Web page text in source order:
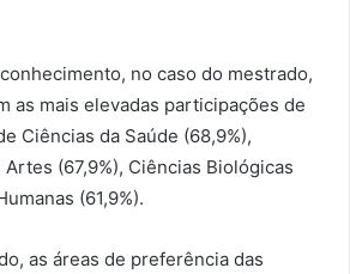
no caso do mestrado,
as mais elevadas participações de
Ciências da Saúde (68,9%),
(67,9%), Ciências Biológicas
(61,9%).
as áreas de preferência das